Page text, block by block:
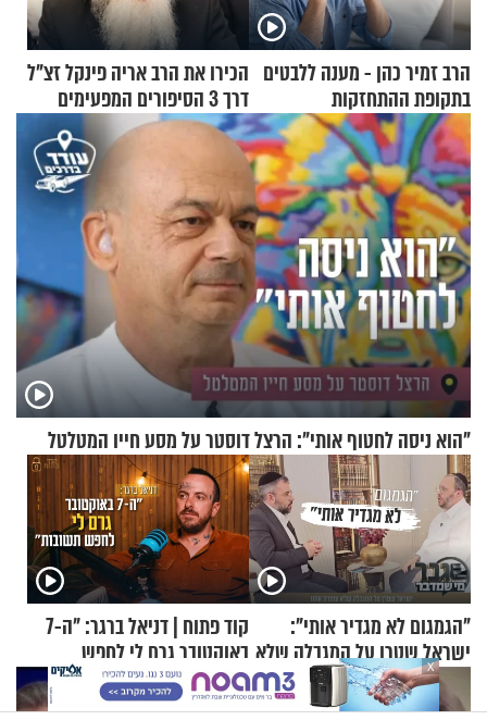
הרב זמיר כהן - מענה ללבטים
בתקופת ההתחזקות
הכירו את הרב אריה פינקל זצ"ל
דרך 3 הסיפורים המפעימים
האלה
"הוא ניסה לחטוף אותי": הרצל דוסטר על מסע חייו המטלטל
"הגמגום לא מגדיר אותי":
ישראל שטרן על המגבלה שלא
עוצרת אותו
קוד פתוח | דניאל ברגר: "ה-7
באוקטובר גרם לי לחפש
תשובות"
X